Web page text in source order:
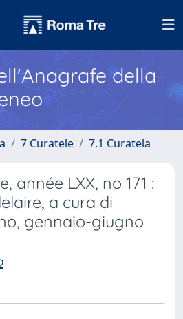
della
7 Curatele 7.1 Curatela
année LXX, no 171 :
a cura di
gennaio-giugno